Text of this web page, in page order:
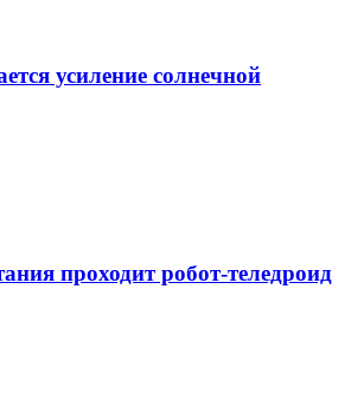
усиление солнечной
проходит робот-теледроид